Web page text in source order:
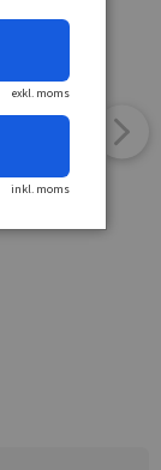
exkl. moms
inkl. moms